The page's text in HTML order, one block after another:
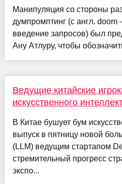
Манипуляция со стороны
думпромптинг (с англ. doom
введение запросов) был
Ану Атлуру, чтобы
Ведущие китайские
искусственного
В Китае бушует бум
выпуск в пятницу новой
(LLM) ведущим стартапом
стремительный прогресс
экспо...